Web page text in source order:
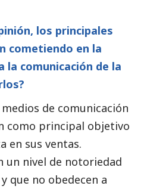
, los principales
cometiendo en la
la comunicación de la
medios de comunicación
como principal objetivo
en sus ventas.
un nivel de notoriedad
que no obedecen a